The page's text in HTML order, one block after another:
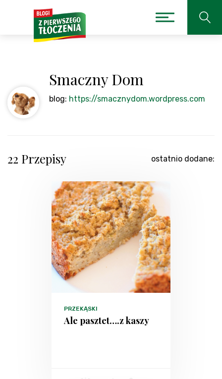
Smaczny Dom
blog: https://smacznydom.wordpress.com
22 Przepisy ostatnio dodane:
PRZEKĄSKI
Ale pasztet….z kaszy